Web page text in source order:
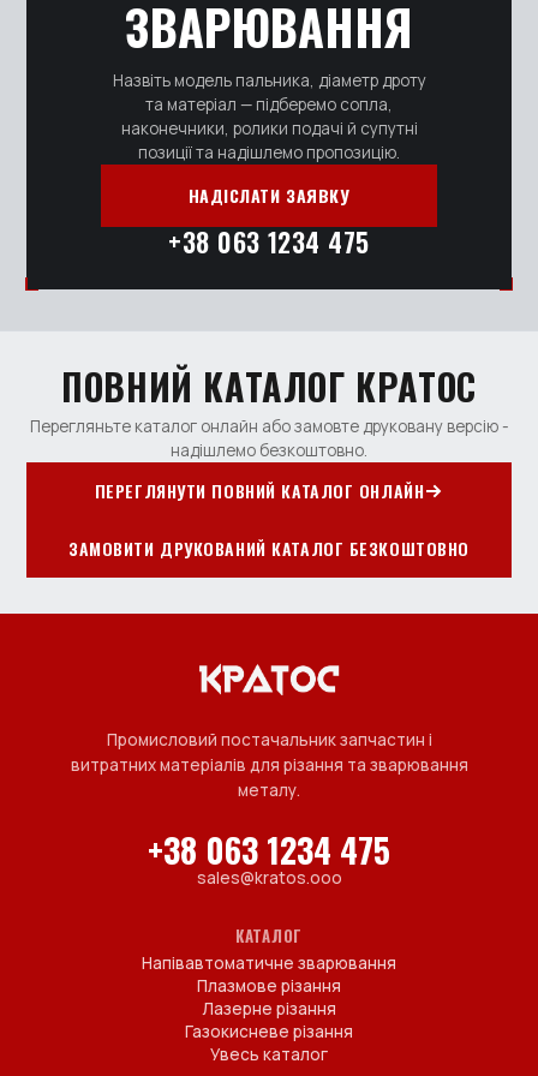
ЗВАРЮВАННЯ
Назвіть модель пальника, діаметр дроту
та матеріал — підберемо сопла,
наконечники, ролики подачі й супутні
позиції та надішлемо пропозицію.
НАДІСЛАТИ ЗАЯВКУ
+38 063 1234 475
ПОВНИЙ КАТАЛОГ КРАТОС
Перегляньте каталог онлайн або замовте друковану версію -
надішлемо безкоштовно.
ПЕРЕГЛЯНУТИ ПОВНИЙ КАТАЛОГ ОНЛАЙН
ЗАМОВИТИ ДРУКОВАНИЙ КАТАЛОГ БЕЗКОШТОВНО
Промисловий постачальник запчастин і
витратних матеріалів для різання та зварювання
металу.
+38 063 1234 475
sales@kratos.ooo
КАТАЛОГ
Напівавтоматичне зварювання
Плазмове різання
Лазерне різання
Газокисневе різання
Увесь каталог